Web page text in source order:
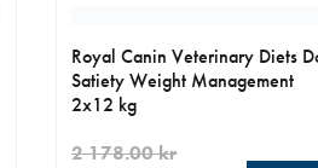
Royal Canin Veterinary Diets
Satiety Weight Management
2x12 kg
2 178.00 kr